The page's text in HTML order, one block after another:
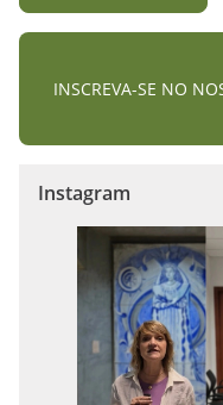
INSCREVA-SE NO
Instagram